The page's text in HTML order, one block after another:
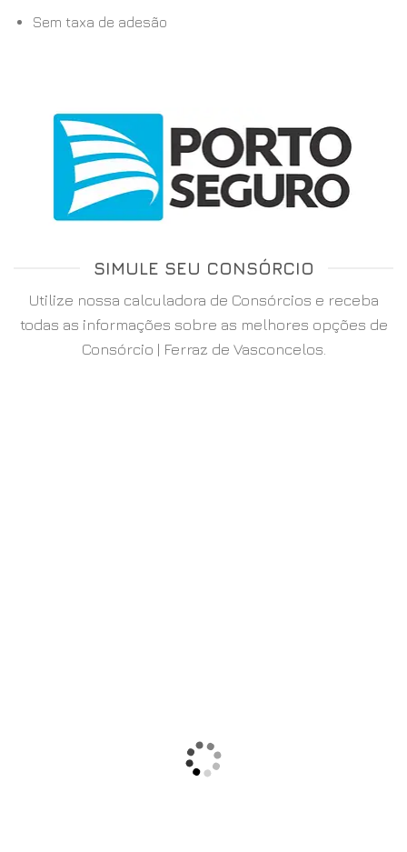
Sem taxa de adesão
SIMULE SEU CONSÓRCIO
Utilize nossa calculadora de Consórcios e receba
todas as informações sobre as melhores opções de
Consórcio | Ferraz de Vasconcelos.